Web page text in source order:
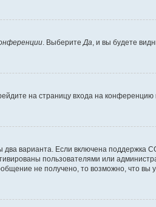
. Выберите Да , и вы будете
на страницу входа на
варианта. Если включена поддержка
пользователями или
не получено, то возможно, что